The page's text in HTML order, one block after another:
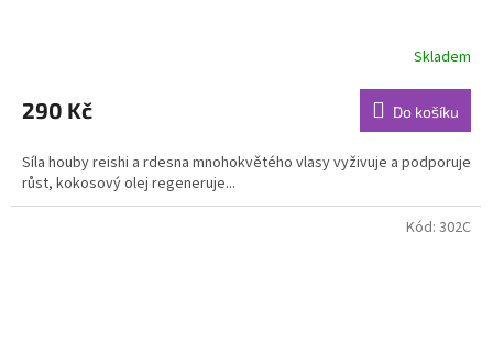
produktu
je
z
5
hvězdiček.
Skladem
290 Kč Do košíku
Síla houby reishi a rdesna mnohokvětého vlasy vyživuje a podporuje
růst, kokosový olej regeneruje...
Kód: 302C